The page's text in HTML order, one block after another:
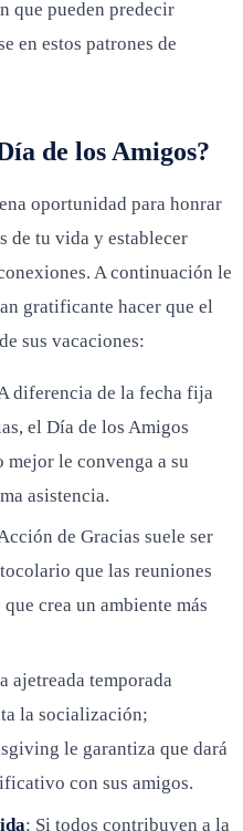
que pueden predecir
en estos patrones de
de los Amigos?
oportunidad para honrar
de tu vida y establecer
A continuación le
gratificante hacer que el
sus vacaciones:
diferencia de la fecha fija
el Día de los Amigos
mejor le convenga a su
asistencia.
de Gracias suele ser
que las reuniones
crea un ambiente más
ajetreada temporada
la socialización;
le garantiza que dará
con sus amigos.
: Si todos contribuyen a la